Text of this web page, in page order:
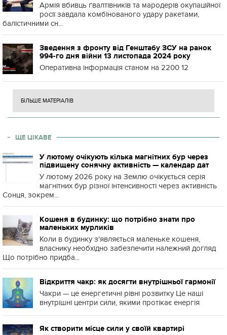
Армія вбивць ґвалтівників та мародерів окупаційної
росії завдала комбінованого удару ракетами,
балістичними сн...
Зведення з фронту від Генштабу ЗСУ на ранок
994-го дня війни 13 листопада 2024 року
Оперативна інформація станом на 2200 12
БІЛЬШЕ МАТЕРІАЛІВ
ЩЕ ЦІКАВЕ
У лютому очікують кілька магнітних бур через
підвищену сонячну активність — календар дат
У лютому 2026 року на Землю очікується серія
магнітних бур різної інтенсивності через активність
Сонця, зокрем...
Кошеня в будинку: що потрібно знати про
маленьких мурликів
Коли в будинку з'являється маленьке кошеня,
власнику необхідно забезпечити належний догляд
Що потрібно придба...
Відкриття чакр: як досягти внутрішньої гармонії
Чакри — це енергетичні рівні розвитку Це наші
внутрішні центри сили, якими протікає енергія
Як створити місце сили у своїй квартирі